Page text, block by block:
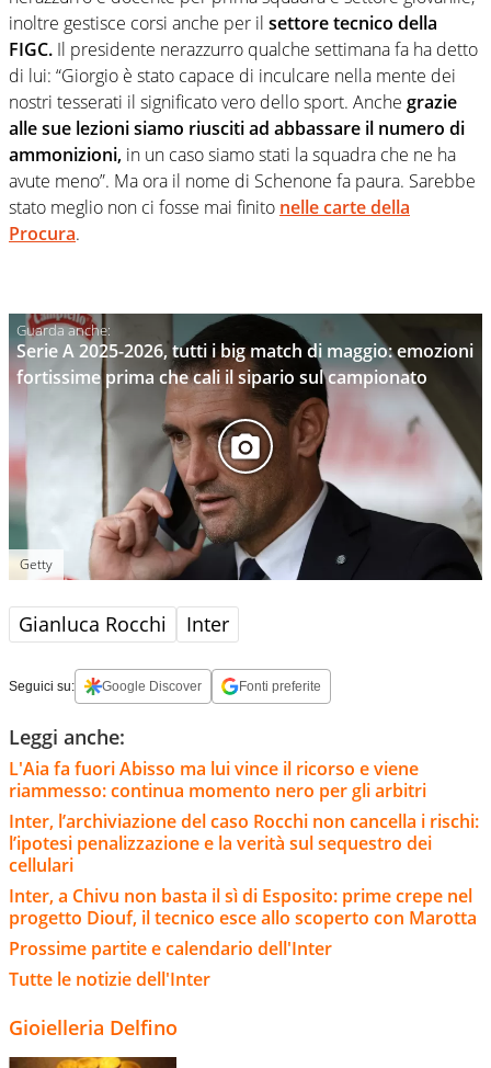
inoltre gestisce corsi anche per il settore tecnico della
FIGC. Il presidente nerazzurro qualche settimana fa ha detto
di lui: “Giorgio è stato capace di inculcare nella mente dei
nostri tesserati il significato vero dello sport. Anche grazie
alle sue lezioni siamo riusciti ad abbassare il numero di
ammonizioni, in un caso siamo stati la squadra che ne ha
avute meno”. Ma ora il nome di Schenone fa paura. Sarebbe
stato meglio non ci fosse mai finito nelle carte della
Procura.
Serie A 2025-2026, tutti i big match di maggio: emozioni
fortissime prima che cali il sipario sul campionato
Getty
Gianluca Rocchi Inter
Seguici su: Google Discover Fonti preferite
Leggi anche:
L'Aia fa fuori Abisso ma lui vince il ricorso e viene
riammesso: continua momento nero per gli arbitri
Inter, l’archiviazione del caso Rocchi non cancella i rischi:
l’ipotesi penalizzazione e la verità sul sequestro dei
cellulari
Inter, a Chivu non basta il sì di Esposito: prime crepe nel
progetto Diouf, il tecnico esce allo scoperto con Marotta
Prossime partite e calendario dell'Inter
Tutte le notizie dell'Inter
Gioielleria Delfino